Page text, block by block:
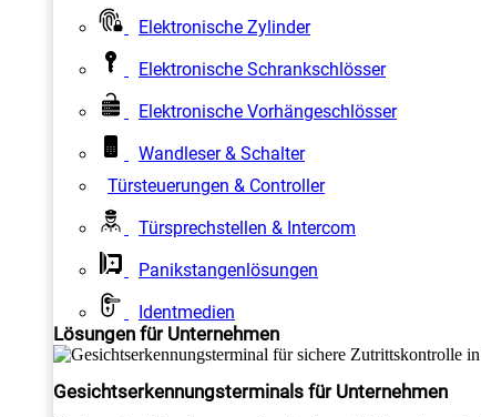
Elektronische Zylinder
Elektronische Schrankschlösser
Elektronische Vorhängeschlösser
Wandleser & Schalter
Türsteuerungen & Controller
Türsprechstellen & Intercom
Panikstangenlösungen
Identmedien
Lösungen für Unternehmen
Gesichtserkennungsterminals für Unternehmen